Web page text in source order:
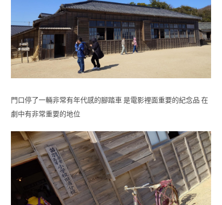
門口停了一輛非常有年代感的腳踏車 是電影裡面重要的紀念品 在
劇中有非常重要的地位